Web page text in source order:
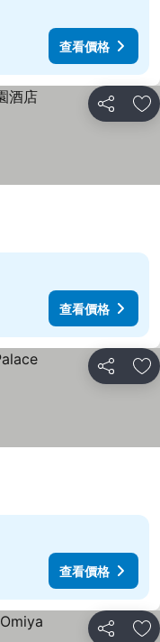
查看價格
分享 放
查看價格
分享 放
查看價格
分享 放